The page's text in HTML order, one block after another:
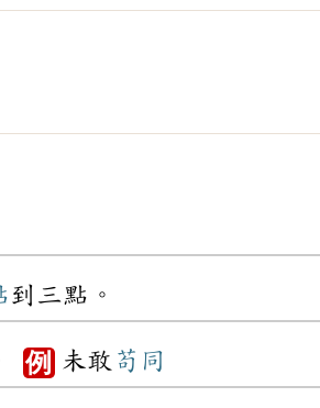
到三點。
例 未敢 苟同